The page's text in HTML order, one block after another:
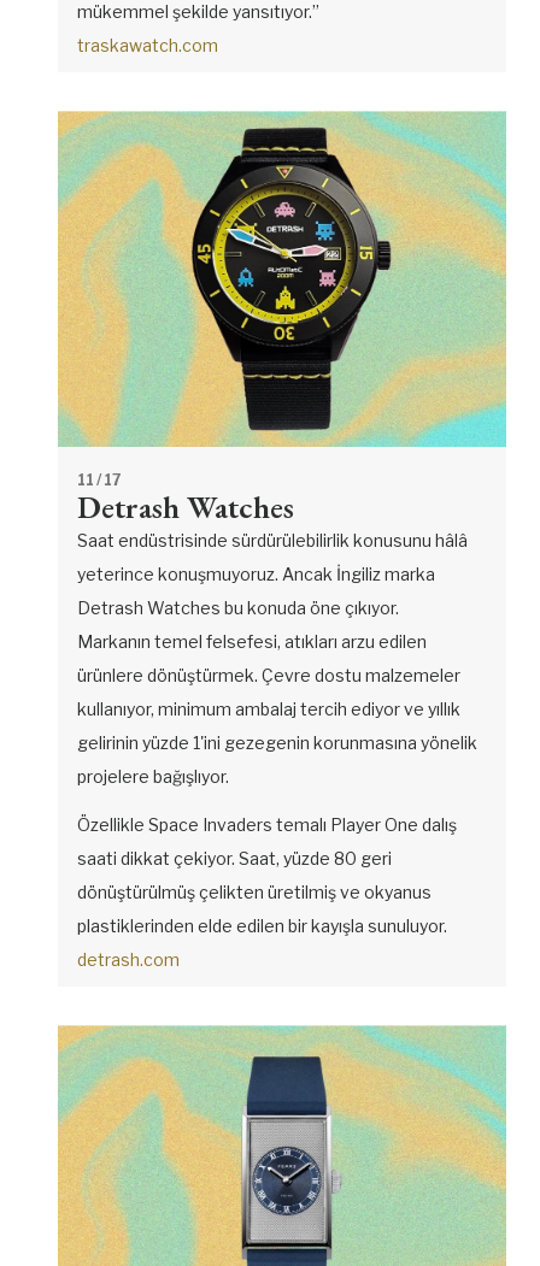
mükemmel şekilde yansıtıyor.”
traskawatch.com
11 / 17
Detrash Watches
Saat endüstrisinde sürdürülebilirlik konusunu hâlâ
yeterince konuşmuyoruz. Ancak İngiliz marka
Detrash Watches bu konuda öne çıkıyor.
Markanın temel felsefesi, atıkları arzu edilen
ürünlere dönüştürmek. Çevre dostu malzemeler
kullanıyor, minimum ambalaj tercih ediyor ve yıllık
gelirinin yüzde 1'ini gezegenin korunmasına yönelik
projelere bağışlıyor.
Özellikle Space Invaders temalı Player One dalış
saati dikkat çekiyor. Saat, yüzde 80 geri
dönüştürülmüş çelikten üretilmiş ve okyanus
plastiklerinden elde edilen bir kayışla sunuluyor.
detrash.com